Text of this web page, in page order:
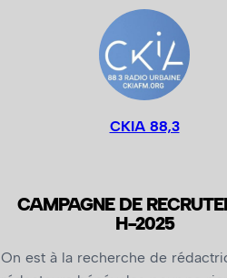
CKIA 88,3
CAMPAGNE DE
H-2025
On est à la recherche de